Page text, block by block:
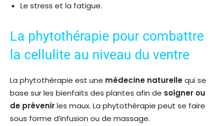
Le stress et la fatigue.
La phytothérapie pour combattre
la cellulite au niveau du ventre
La phytothérapie est une médecine naturellequi se
base sur les bienfaits des plantes afin de soigner ou
de prévenirles maux. La phytothérapie peut se faire
sous forme d’infusion ou de massage.